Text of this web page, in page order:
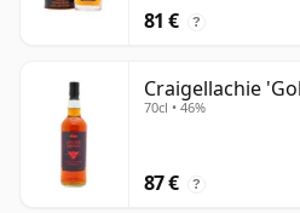
81 € ?
Craigellachie
70cl • 46%
87 € ?